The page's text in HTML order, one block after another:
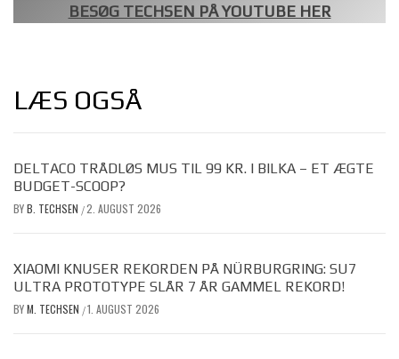
BESØG TECHSEN PÅ YOUTUBE HER
LÆS OGSÅ
DELTACO TRÅDLØS MUS TIL 99 KR. I BILKA – ET ÆGTE
BUDGET-SCOOP?
BYB. TECHSEN /2. AUGUST 2026
XIAOMI KNUSER REKORDEN PÅ NÜRBURGRING: SU7
ULTRA PROTOTYPE SLÅR 7 ÅR GAMMEL REKORD!
BYM. TECHSEN /1. AUGUST 2026